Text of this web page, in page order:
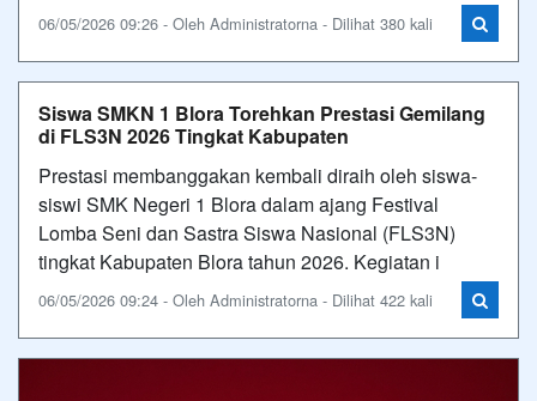
06/05/2026 09:26 - Oleh Administratorna - Dilihat 380 kali
Siswa SMKN 1 Blora Torehkan Prestasi Gemilang
di FLS3N 2026 Tingkat Kabupaten
Prestasi membanggakan kembali diraih oleh siswa-
siswi SMK Negeri 1 Blora dalam ajang Festival
Lomba Seni dan Sastra Siswa Nasional (FLS3N)
tingkat Kabupaten Blora tahun 2026. Kegiatan i
06/05/2026 09:24 - Oleh Administratorna - Dilihat 422 kali